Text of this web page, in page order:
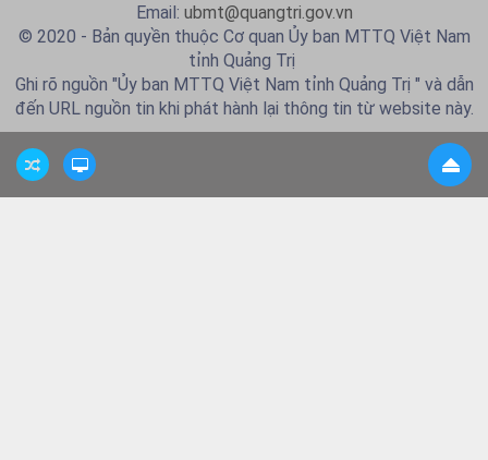
Email: ubmt@quangtri.gov.vn
© 2020 - Bản quyền thuộc Cơ quan Ủy ban MTTQ Việt Nam
tỉnh Quảng Trị
Ghi rõ nguồn "Ủy ban MTTQ Việt Nam tỉnh Quảng Trị " và dẫn
đến URL nguồn tin khi phát hành lại thông tin từ website này.